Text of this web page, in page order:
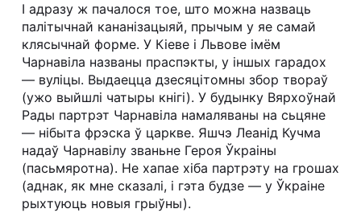
І адразу ж пачалося тое, што можна назваць
палітычнай кананізацыяй, прычым у яе самай
клясычнай форме. У Кіеве і Львове імём
Чарнавіла названы праспэкты, у іншых гарадох
— вуліцы. Выдаецца дзесяцітомны збор твораў
(ужо выйшлі чатыры кнігі). У будынку Вярхоўнай
Рады партрэт Чарнавіла намаляваны на сьцяне
— нібыта фрэска ў царкве. Яшчэ Леанід Кучма
надаў Чарнавілу званьне Героя Ўкраіны
(пасьмяротна). Не хапае хіба партрэту на грошах
(аднак, як мне сказалі, і гэта будзе — у Ўкраіне
рыхтуюць новыя грыўны).